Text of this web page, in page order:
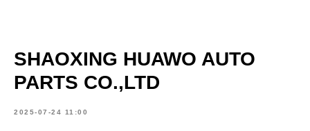
SHAOXING HUAWO AUTO
PARTS CO.,LTD
2025-07-24 11:00